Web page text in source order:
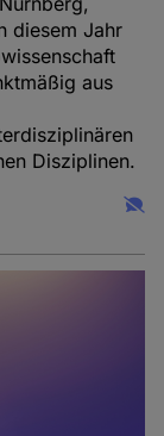
diesem Jahr
aus
Disziplinen.